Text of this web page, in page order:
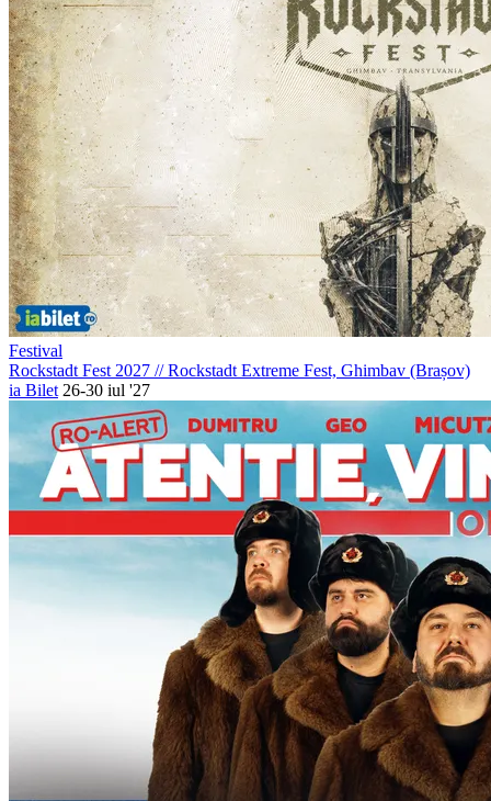
Festival
Rockstadt Fest 2027 //Rockstadt Extreme Fest, Ghimbav (Brașov)
ia Bilet 26-30 iul '27